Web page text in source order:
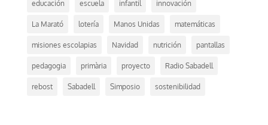
educación escuela infantil innovación
La Marató lotería Manos Unidas matemáticas
misiones escolapias Navidad nutrición pantallas
pedagogia primària proyecto Radio Sabadell
rebost Sabadell Simposio sostenibilidad